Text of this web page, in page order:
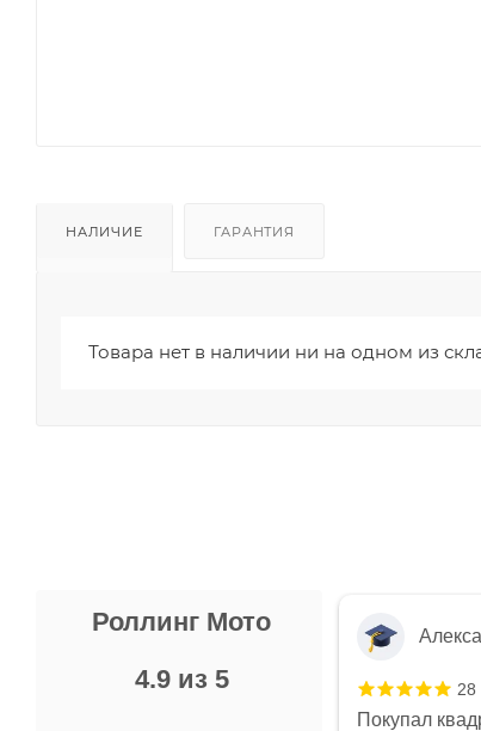
НАЛИЧИЕ ГАРАНТИЯ
Товара нет в наличии ни на одном из
Роллинг Мото
4.9 из 5
28
Покупал